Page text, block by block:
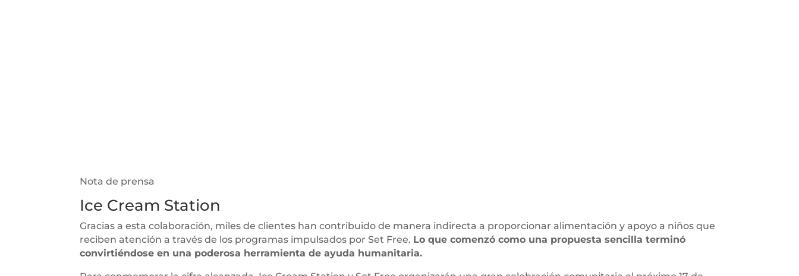
Nota de prensa
Ice Cream Station
Gracias a esta colaboración, miles de clientes han contribuido de manera indirecta a proporcionar alimentación y apoyo a niños que
reciben atención a través de los programas impulsados por Set Free. Lo que comenzó como una propuesta sencilla terminó
convirtiéndose en una poderosa herramienta de ayuda humanitaria.